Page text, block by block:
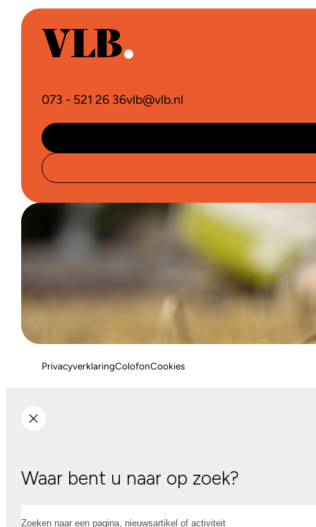
073 - 521 26 36vlb@vlb.nl
PrivacyverklaringColofonCookies
Waar bent u naar op zoek?